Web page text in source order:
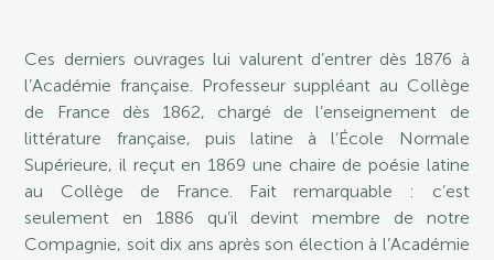
Ces derniers ouvrages lui valurent d’entrer dès 1876 à
l’Académie française. Professeur suppléant au Collège
de France dès 1862, chargé de l’enseignement de
littérature française, puis latine à l’École Normale
Supérieure, il reçut en 1869 une chaire de poésie latine
au Collège de France. Fait remarquable : c’est
seulement en 1886 qu’il devint membre de notre
Compagnie, soit dix ans après son élection à l’Académie